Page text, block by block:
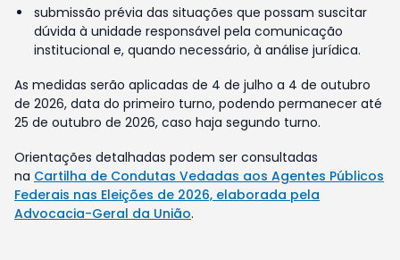
submissão prévia das situações que possam suscitar
dúvida à unidade responsável pela comunicação
institucional e, quando necessário, à análise jurídica.
As medidas serão aplicadas de 4 de julho a 4 de outubro
de 2026, data do primeiro turno, podendo permanecer até
25 de outubro de 2026, caso haja segundo turno.
Orientações detalhadas podem ser consultadas
na Cartilha de Condutas Vedadas aos Agentes Públicos
Federais nas Eleições de 2026, elaborada pela
Advocacia-Geral da União.